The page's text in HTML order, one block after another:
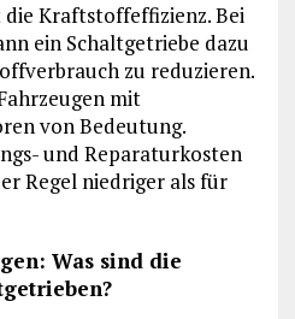
Kraftstoffeffizienz. Bei
ein Schaltgetriebe dazu
zu reduzieren.
mit
von Bedeutung.
und Reparaturkosten
Regel niedriger als für
Was sind die